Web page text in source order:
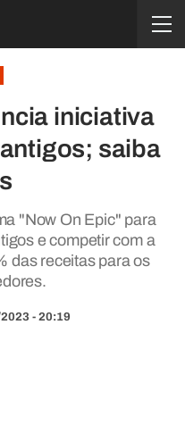
iniciativa
saiba
"Now On Epic" para
e competir com a
das receitas para os
- 20:19